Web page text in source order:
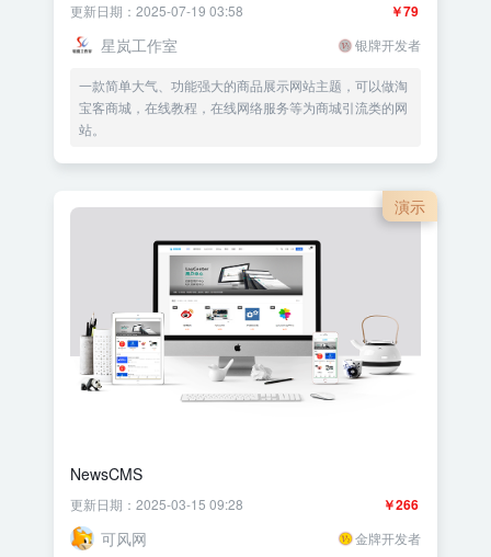
￥79
更新日期：2025-07-19 03:58
星岚工作室 银牌开发者
一款简单大气、功能强大的商品展示网站主题，可以做淘
宝客商城，在线教程，在线网络服务等为商城引流类的网
站。
演示
NewsCMS
￥266
更新日期：2025-03-15 09:28
可风网 金牌开发者